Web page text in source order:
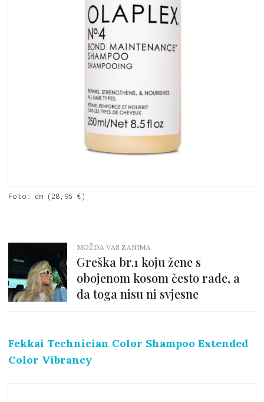
Foto: dm (28,95 €)
MOŽDA VAS ZANIMA
Greška br.1 koju žene s
obojenom kosom često rade, a
da toga nisu ni svjesne
Fekkai Technician Color Shampoo Extended
Color Vibrancy